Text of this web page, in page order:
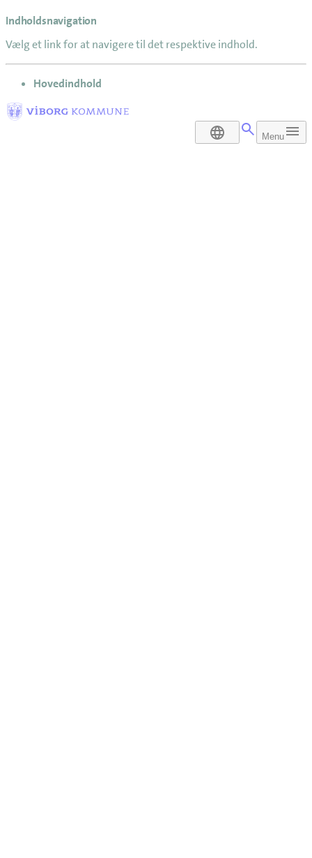
Indholdsnavigation
Vælg et link for at navigere til det respektive indhold.
gå til
Hovedindhold
DA Menu